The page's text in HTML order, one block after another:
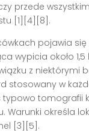
przede
[1][4][8].
pojawia się
wypicia około
z niektórymi
stosowany w
tomografii
Warunki określa
[3][5].